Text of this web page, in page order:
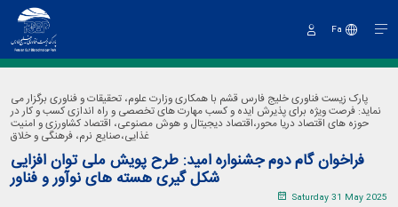
Fa
پارک زیست فناوری خلیج فارس قشم با همکاری وزارت علوم، تحقیقات و فناوری برگزار می
نماید: فرصت ویژه برای پذیرش ایده و کسب مهارت های تخصصی و راه اندازی کسب و کار در
حوزه های اقتصاد دریا محور،اقتصاد دیجیتال و هوش مصنوعی، اقتصاد کشاورزی و امنیت
غذایی،صنایع نرم، فرهنگی و خلاق
فراخوان گام دوم جشنواره امید: طرح پویش ملی توان افزایی
شکل گیری هسته های نوآور و فناور
Saturday 31 May 2025